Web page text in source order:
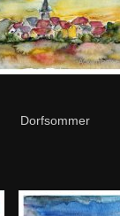
Dorfsommer